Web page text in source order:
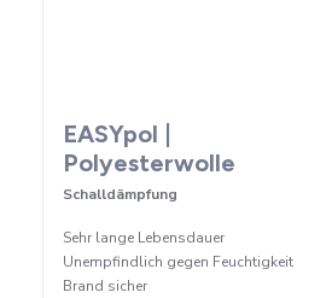
EASYpol |
Polyesterwolle
Schalldämpfung
Sehr lange Lebensdauer
Unempfindlich gegen Feuchtigkeit
Brand sicher